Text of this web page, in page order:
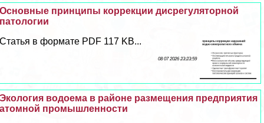
Основные принципы коррекции дисрегуляторной
патологии
Статья в формате PDF 117 KB...
08 07 2026 23:23:59
Экология водоема в районе размещения предприятия
атомной промышленности